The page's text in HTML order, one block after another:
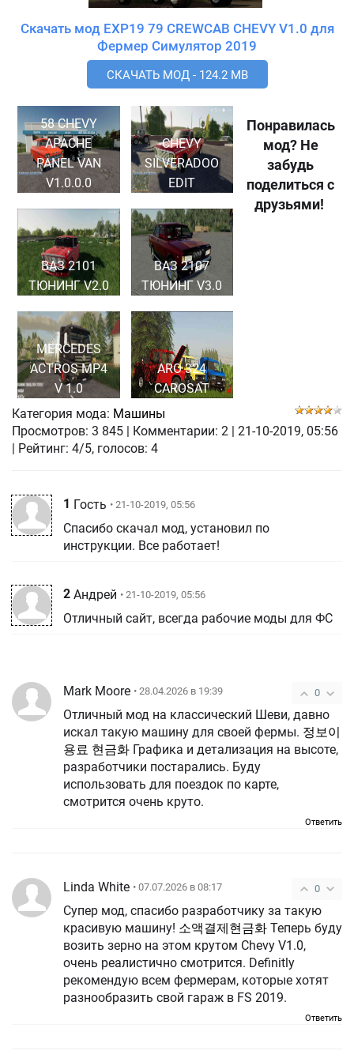
Скачать мод EXP19 79 CREWCAB CHEVY V1.0 для
Фермер Симулятор 2019
СКАЧАТЬ МОД - 124.2 MB
58 CHEVY
APACHE
PANEL VAN
V1.0.0.0
CHEVY
SILVERADOO
EDIT
ВАЗ 2101
ТЮНИНГ V2.0
ВАЗ 2107
ТЮНИНГ V3.0
MERCEDES
ACTROS MP4
V 1.0
ARO 324
CAROSAT
Понравилась
мод? Не
забудь
поделиться с
друзьями!
Категория мода: Машины
Просмотров: 3 845 Комментарии: 2
21-10-2019, 05:56
| Рейтинг: 4/5, голосов: 4
1 Гость • 21-10-2019, 05:56
Спасибо скачал мод, установил по
инструкции. Все работает!
2 Андрей • 21-10-2019, 05:56
Отличный сайт, всегда рабочие моды для ФС
0
Mark Moore • 28.04.2026 в 19:39
Отличный мод на классический Шеви, давно
искал такую машину для своей фермы. 정보이
용료 현금화 Графика и детализация на высоте,
разработчики постарались. Буду
использовать для поездок по карте,
смотрится очень круто.
Ответить
0
Linda White • 07.07.2026 в 08:17
Супер мод, спасибо разработчику за такую
красивую машину! 소액결제현금화 Теперь буду
возить зерно на этом крутом Chevy V1.0,
очень реалистично смотрится. Definitly
рекомендую всем фермерам, которые хотят
разнообразить свой гараж в FS 2019.
Ответить